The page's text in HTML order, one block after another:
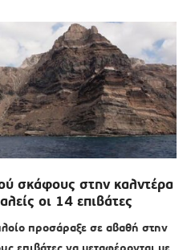
σκάφους στην καλντέρα
οι 14 επιβάτες
προσάραξε σε αβαθή στην